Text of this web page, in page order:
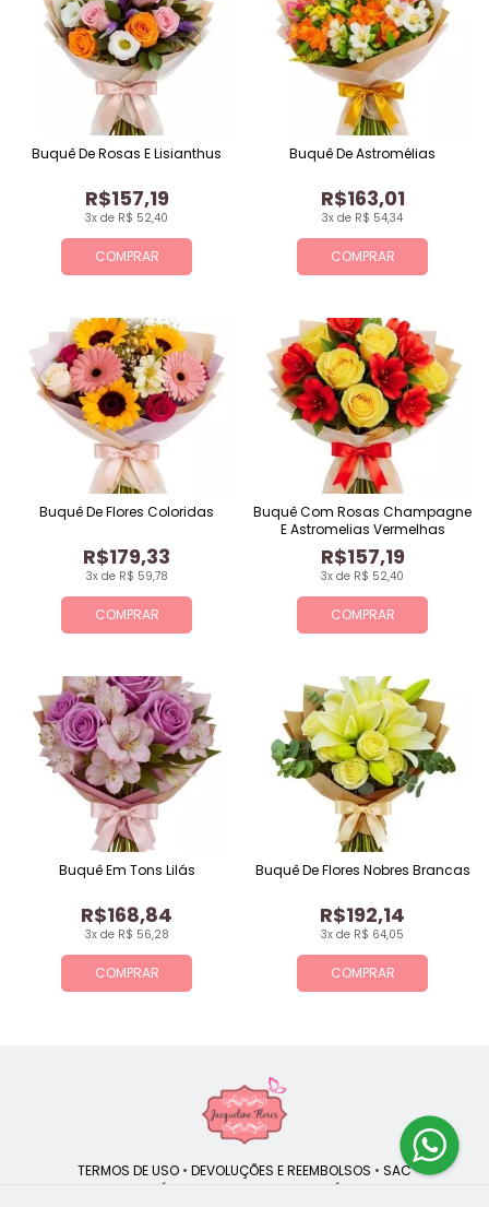
COMPRAR
3x de R$ 52,40
R$157,19
Buquê De Rosas E Lisianthus
COMPRAR
3x de R$ 54,34
R$163,01
Buquê De Astromélias
COMPRAR
3x de R$ 59,78
R$179,33
Buquê De Flores Coloridas
COMPRAR
3x de R$ 52,40
R$157,19
Buquê Com Rosas Champagne
E Astromelias Vermelhas
COMPRAR
3x de R$ 56,28
R$168,84
Buquê Em Tons Lilás
COMPRAR
3x de R$ 64,05
R$192,14
Buquê De Flores Nobres Brancas
TERMOS DE USO • DEVOLUÇÕES E REEMBOLSOS • SAC
POLÍTICA DE PRIVACIDADE POLÍTICA DE COOKIES